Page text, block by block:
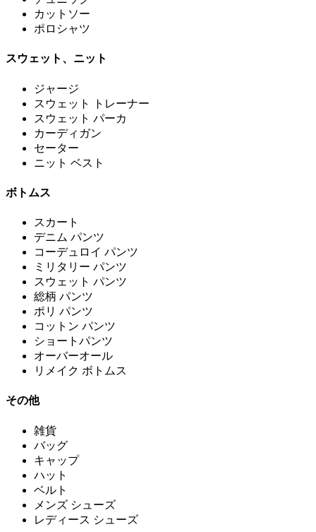
カットソー
ポロシャツ
スウェット、ニット
ジャージ
スウェット トレーナー
スウェット パーカ
カーディガン
セーター
ニット ベスト
ボトムス
スカート
デニム パンツ
コーデュロイ パンツ
ミリタリー パンツ
スウェット パンツ
総柄 パンツ
ポリ パンツ
コットン パンツ
ショートパンツ
オーバーオール
リメイク ボトムス
その他
雑貨
バッグ
キャップ
ハット
ベルト
メンズ シューズ
レディース シューズ